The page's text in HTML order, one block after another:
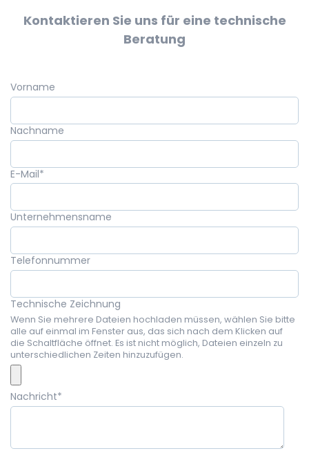
Kontaktieren Sie uns für eine technische
Beratung
Vorname
Nachname
E-Mail*
Unternehmensname
Telefonnummer
Technische Zeichnung
Wenn Sie mehrere Dateien hochladen müssen, wählen Sie bitte
alle auf einmal im Fenster aus, das sich nach dem Klicken auf
die Schaltfläche öffnet. Es ist nicht möglich, Dateien einzeln zu
unterschiedlichen Zeiten hinzuzufügen.
Nachricht*